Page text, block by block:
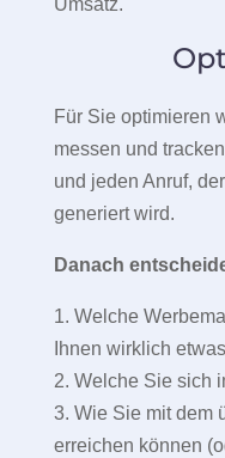
Umsatz.
Für Sie optimieren
messen und
und jeden Anruf,
generiert wird.
Danach
1. Welche
Ihnen wirklich
2. Welche Sie sich
3. Wie Sie mit dem
erreichen können